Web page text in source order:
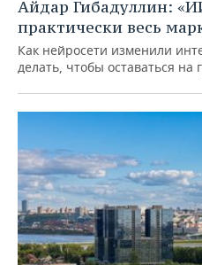
Айдар Гибадуллин:
практически весь
Как нейросети изменили
делать, чтобы оставаться на